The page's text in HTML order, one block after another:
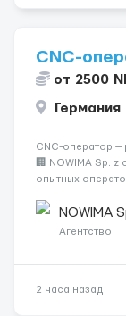
CNC-
от 2500
Германия
CNC-оператор —
🏢 NOWIMA Sp.
опытных
Проживание,
NOWIMA
Агентство
2 часа назад